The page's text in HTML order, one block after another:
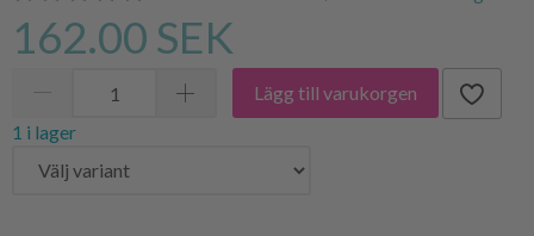
162.00 SEK
Lägg till varukorgen
1 i lager